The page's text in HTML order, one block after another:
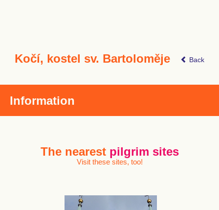
Kočí, kostel sv. Bartoloměje Back
Information
The nearest pilgrim sites
Visit these sites, too!